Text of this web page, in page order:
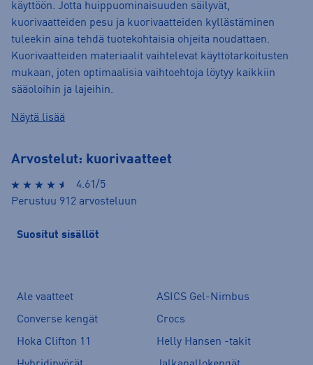
käyttöön. Jotta huippuominaisuuden säilyvät,
kuorivaatteiden pesu ja kuorivaatteiden kyllästäminen
tuleekin aina tehdä tuotekohtaisia ohjeita noudattaen.
Kuorivaatteiden materiaalit vaihtelevat käyttötarkoitusten
mukaan, joten optimaalisia vaihtoehtoja löytyy kaikkiin
sääoloihin ja lajeihin.
Näytä lisää
Arvostelut: kuorivaatteet
4.61/5
Perustuu 912 arvosteluun
Suositut sisällöt
Ale vaatteet
ASICS Gel-Nimbus
Converse kengät
Crocs
Hoka Clifton 11
Helly Hansen -takit